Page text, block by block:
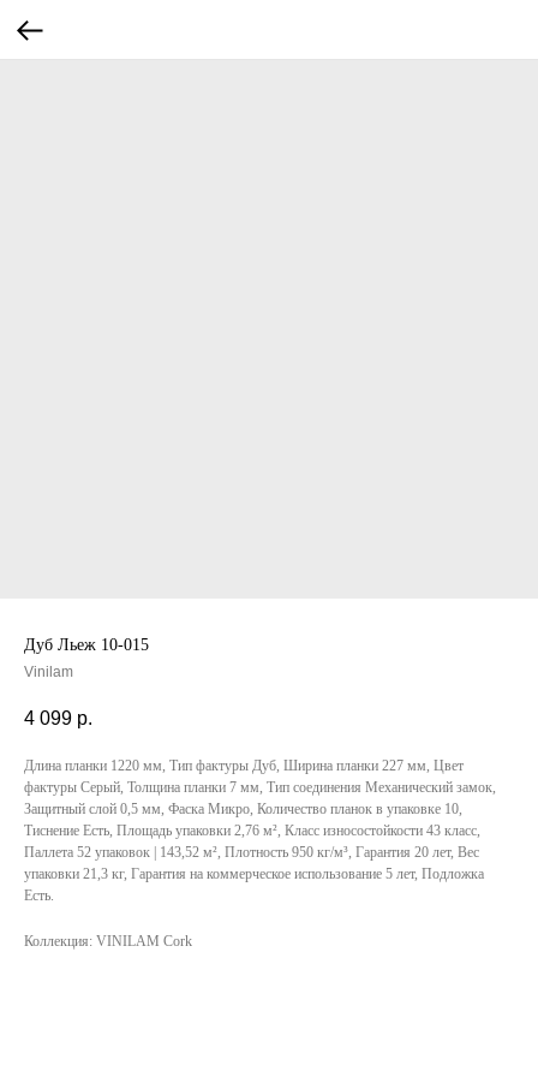
Дуб Льеж 10-015
Vinilam
4 099 р.
Длина планки 1220 мм, Тип фактуры Дуб, Ширина планки 227 мм, Цвет
фактуры Серый, Толщина планки 7 мм, Тип соединения Механический замок,
Защитный слой 0,5 мм, Фаска Микро, Количество планок в упаковке 10,
Тиснение Есть, Площадь упаковки 2,76 м², Класс износостойкости 43 класс,
Паллета 52 упаковок | 143,52 м², Плотность 950 кг/м³, Гарантия 20 лет, Вес
упаковки 21,3 кг, Гарантия на коммерческое использование 5 лет, Подложка
Есть.
Коллекция: VINILAM Cork